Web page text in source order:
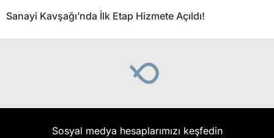
Sanayi Kavşağı’nda İlk Etap Hizmete Açıldı!
Sosyal medya hesaplarımızı keşfedin